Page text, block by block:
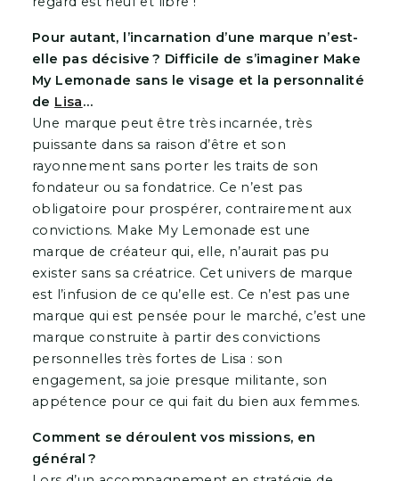
Pour autant, l’incarnation d’une marque n’est-
elle pas décisive ? Difficile de s’imaginer Make
My Lemonade sans le visage et la personnalité
de Lisa…
Une marque peut être très incarnée, très
puissante dans sa raison d’être et son
rayonnement sans porter les traits de son
fondateur ou sa fondatrice. Ce n’est pas
obligatoire pour prospérer, contrairement aux
convictions. Make My Lemonade est une
marque de créateur qui, elle, n’aurait pas pu
exister sans sa créatrice. Cet univers de marque
est l’infusion de ce qu’elle est. Ce n’est pas une
marque qui est pensée pour le marché, c’est une
marque construite à partir des convictions
personnelles très fortes de Lisa : son
engagement, sa joie presque militante, son
appétence pour ce qui fait du bien aux femmes.
Comment se déroulent vos missions, en
général ?